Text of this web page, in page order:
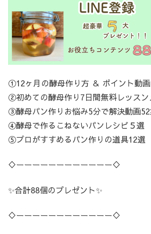
①12ヶ月の酵母作り方 ＆ ポイント動
②初めての酵母作り7日間無料レッスン
③酵母パン作りお悩み5分で解決動画
④酵母で作るこねないパンレシピ５選
⑤プロがすすめるパン作りの道具12選
♢ーーーーーーーーーーーー♢
✨合計88個のプレゼント✨
♢ーーーーーーーーーーーー♢